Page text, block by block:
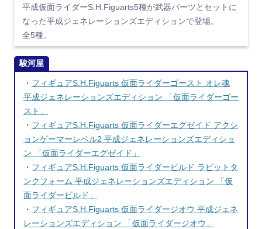
平成仮面ライダーS.H.Figuarts5種が武器パーツとセットに
なった平成ジェネレーションズエディションで登場。
全5種。
駿河屋
・ フィギュアS.H.Figuarts 仮面ライダーゴースト オレ魂
平成ジェネレーションズエディション 「仮面ライダーゴー
スト」
・ フィギュアS.H.Figuarts 仮面ライダーエグゼイド アクシ
ョンゲーマーレベル2 平成ジェネレーションズエディショ
ン 「仮面ライダーエグゼイド」
・ フィギュアS.H.Figuarts 仮面ライダービルド ラビットタ
ンクフォーム 平成ジェネレーションズエディション 「仮
面ライダービルド」
・ フィギュアS.H.Figuarts 仮面ライダージオウ 平成ジェネ
レーションズエディション 「仮面ライダージオウ」